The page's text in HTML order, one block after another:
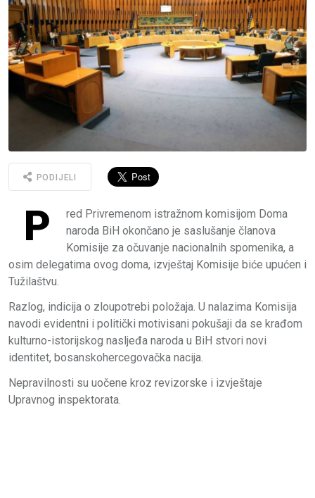
PODIJELI
P
red Privremenom istražnom komisijom Doma
naroda BiH okončano je saslušanje članova
Komisije za očuvanje nacionalnih spomenika, a
osim delegatima ovog doma, izvještaj Komisije biće upućen i
Tužilaštvu.
Razlog, indicija o zloupotrebi položaja. U nalazima Komisija
navodi evidentni i politički motivisani pokušaji da se krađom
kulturno-istorijskog nasljeđa naroda u BiH stvori novi
identitet, bosanskohercegovačka nacija.
Nepravilnosti su uočene kroz revizorske i izvještaje
Upravnog inspektorata.